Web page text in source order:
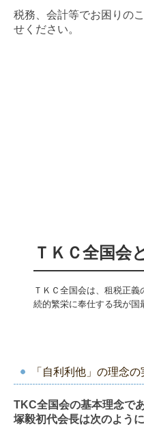
税務、会計等でお困りの
せください。
ＴＫＣ全国会
ＴＫＣ全国会は、租税正
続的繁栄に奉仕する我が国
「自利利他」の理念
TKC全国会の基本理念で
塚毅初代会長は次のよう